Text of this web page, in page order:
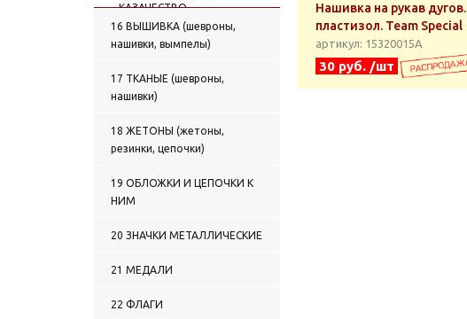
КАЗАЧЕСТВО
1513 ШЕВРОНЫ
ПЛАСТИЗОЛЕВЫЕ ОХРАНА
ПЛАСТИЗОЛЕВЫЕ
УЧЕБНЫЕ ЗАВЕДЕНИЯ
ПЛАСТИЗОЛЕВЫЕ ПРОЧИЕ
ПЛАСТИЗОЛЕВЫЕ СНГ
КРОВИ
ПЛАСТИЗОЛЕВЫЕ ВС
ПЛАСТИЗОЛЕВЫЕ ПС
16 ВЫШИВКА (шевроны,
нашивки, вымпелы)
17 ТКАНЫЕ (шевроны,
нашивки)
18 ЖЕТОНЫ (жетоны,
резинки, цепочки)
19 ОБЛОЖКИ И ЦЕПОЧКИ К
НИМ
20 ЗНАЧКИ МЕТАЛЛИЧЕСКИЕ
21 МЕДАЛИ
22 ФЛАГИ
Нашивка на рукав дугов.
пластизол. Team Special
артикул: 15320015А
30 руб. /шт